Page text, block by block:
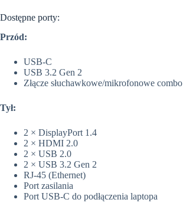
Dostępne porty:
Przód:
USB-C
USB 3.2 Gen 2
Złącze słuchawkowe/mikrofonowe combo
Tył:
2 × DisplayPort 1.4
2 × HDMI 2.0
2 × USB 2.0
2 × USB 3.2 Gen 2
RJ-45 (Ethernet)
Port zasilania
Port USB-C do podłączenia laptopa